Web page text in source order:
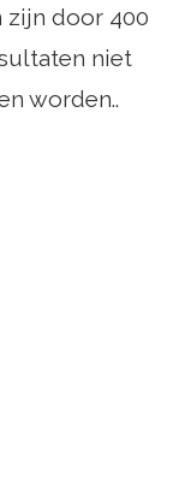
zijn door 400
niet
worden..